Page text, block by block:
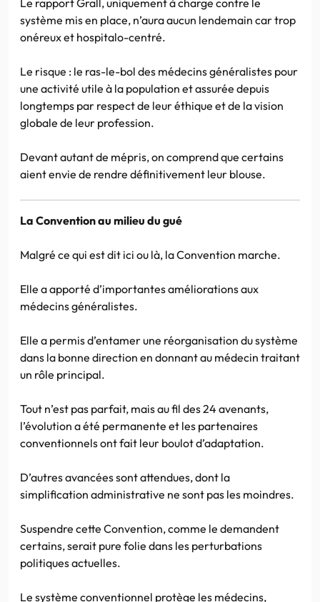
système mis en place, n’aura aucun lendemain car trop
onéreux et hospitalo-centré.
Le risque : le ras-le-bol des médecins généralistes pour
une activité utile à la population et assurée depuis
longtemps par respect de leur éthique et de la vision
globale de leur profession.
Devant autant de mépris, on comprend que certains
aient envie de rendre définitivement leur blouse.
La Convention au milieu du gué
Malgré ce qui est dit ici ou là, la Convention marche.
Elle a apporté d’importantes améliorations aux
médecins généralistes.
Elle a permis d’entamer une réorganisation du système
dans la bonne direction en donnant au médecin traitant
un rôle principal.
Tout n’est pas parfait, mais au fil des 24 avenants,
l’évolution a été permanente et les partenaires
conventionnels ont fait leur boulot d’adaptation.
D’autres avancées sont attendues, dont la
simplification administrative ne sont pas les moindres.
Suspendre cette Convention, comme le demandent
certains, serait pure folie dans les perturbations
politiques actuelles.
Le système conventionnel protège les médecins,